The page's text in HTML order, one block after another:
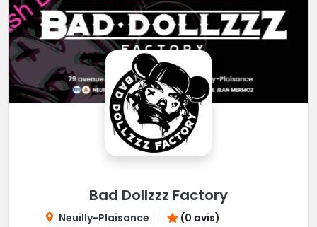
Bad Dollzzz Factory
Neuilly-Plaisance (0 avis)